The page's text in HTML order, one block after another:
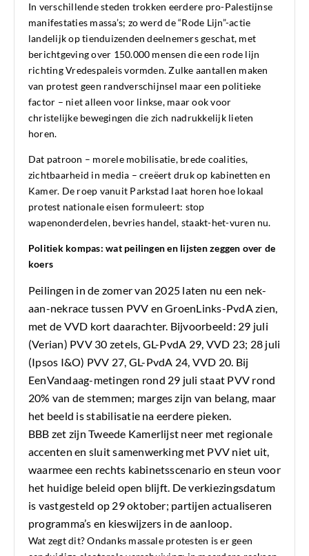
In verschillende steden trokken eerdere pro-Palestijnse
manifestaties massa’s; zo werd de “Rode Lijn”-actie
landelijk op tienduizenden deelnemers geschat, met
berichtgeving over 150.000 mensen die een rode lijn
richting Vredespaleis vormden. Zulke aantallen maken
van protest geen randverschijnsel maar een politieke
factor – niet alleen voor linkse, maar ook voor
christelijke bewegingen die zich nadrukkelijk lieten
horen.
Dat patroon – morele mobilisatie, brede coalities,
zichtbaarheid in media – creëert druk op kabinetten en
Kamer. De roep vanuit Parkstad laat horen hoe lokaal
protest nationale eisen formuleert: stop
wapenonderdelen, bevries handel, staakt-het-vuren nu.
Politiek kompas: wat peilingen en lijsten zeggen over de
koers
Peilingen in de zomer van 2025 laten nu een nek-
aan-nekrace tussen PVV en GroenLinks-PvdA zien,
met de VVD kort daarachter. Bijvoorbeeld: 29 juli
(Verian) PVV 30 zetels, GL-PvdA 29, VVD 23; 28 juli
(Ipsos I&O) PVV 27, GL-PvdA 24, VVD 20. Bij
EenVandaag-metingen rond 29 juli staat PVV rond
20% van de stemmen; marges zijn van belang, maar
het beeld is stabilisatie na eerdere pieken.
BBB zet zijn Tweede Kamerlijst neer met regionale
accenten en sluit samenwerking met PVV niet uit,
waarmee een rechts kabinetsscenario en steun voor
het huidige beleid open blijft. De verkiezingsdatum
is vastgesteld op 29 oktober; partijen actualiseren
programma’s en kieswijzers in de aanloop.
Wat zegt dit? Ondanks massale protesten is er geen